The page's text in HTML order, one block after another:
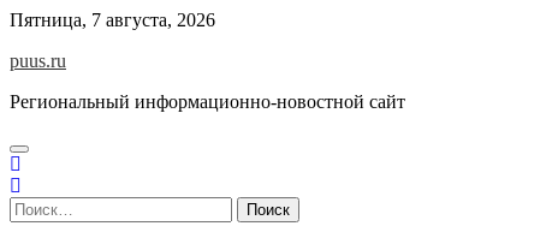
Skip
content
Пятница, 7 августа, 2026
puus.ru
Региональный информационно-новостной сайт
Найти: